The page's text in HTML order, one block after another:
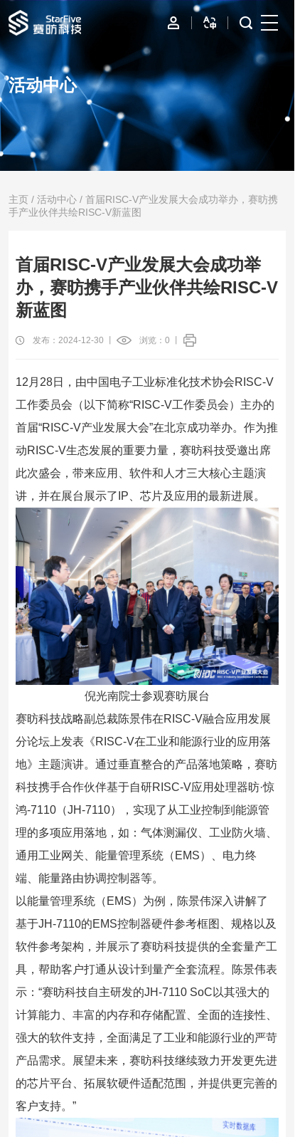
首页
IP
边缘计算
数据中心
资源与支持
活动中心
主页 /活动中心 / 首届RISC-V产业发展大会成功举办，赛昉携
手产业伙伴共绘RISC-V新蓝图
首届RISC-V产业发展大会成功举
办，赛昉携手产业伙伴共绘RISC-V
新蓝图
发布：2024-12-30 丨 浏览：0
12月28日，由中国电子工业标准化技术协会RISC-V
工作委员会（以下简称“RISC-V工作委员会）主办的
首届“RISC-V产业发展大会”在北京成功举办。作为推
动RISC-V生态发展的重要力量，赛昉科技受邀出席
此次盛会，带来应用、软件和人才三大核心主题演
讲，并在展台展示了IP、芯片及应用的最新进展。
倪光南院士参观赛昉展台
赛昉科技战略副总裁陈景伟在RISC-V融合应用发展
分论坛上发表 《RISC-V在工业和能源行业的应用落
地》 主题演讲。通过垂直整合的产品落地策略，赛昉
科技携手合作伙伴基于自研RISC-V应用处理器昉·惊
鸿-7110（JH-7110），实现了从工业控制到能源管
理的多项应用落地，如：气体测漏仪、工业防火墙、
通用工业网关、能量管理系统（EMS）、电力终
端、能量路由协调控制器等。
以能量管理系统（EMS）为例，陈景伟深入讲解了
基于JH-7110的EMS控制器硬件参考框图、规格以及
软件参考架构，并展示了赛昉科技提供的全套量产工
具，帮助客户打通从设计到量产全套流程。陈景伟表
示：“赛昉科技自主研发的JH-7110 SoC以其强大的
计算能力、丰富的内存和存储配置、全面的连接性、
强大的软件支持，全面满足了工业和能源行业的严苛
产品需求。展望未来，赛昉科技继续致力开发更先进
的芯片平台、拓展软硬件适配范围，并提供更完善的
客户支持。”